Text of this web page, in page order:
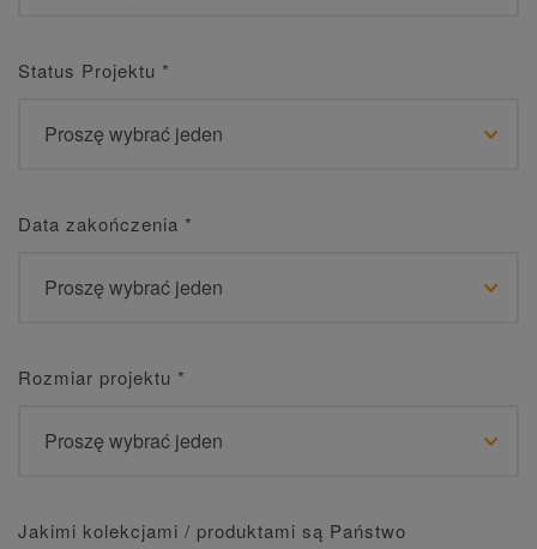
Status Projektu *
Data zakończenia *
Rozmiar projektu *
Jakimi kolekcjami / produktami są Państwo